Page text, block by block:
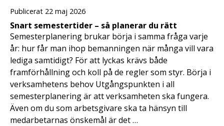
Publicerat 22 maj 2026
Snart semestertider – så planerar du rätt
Semesterplanering brukar börja i samma fråga varje
år: hur får man ihop bemanningen när många vill vara
lediga samtidigt? För att lyckas krävs både
framförhållning och koll på de regler som styr. Börja i
verksamhetens behov Utgångspunkten i all
semesterplanering är att verksamheten ska fungera.
Även om du som arbetsgivare ska ta hänsyn till
medarbetarnas önskemål är det …